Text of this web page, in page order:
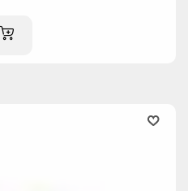
AJOUTER AU PANIER